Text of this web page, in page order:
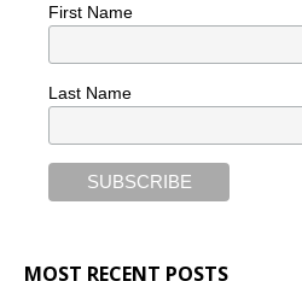
First Name
Last Name
MOST RECENT POSTS